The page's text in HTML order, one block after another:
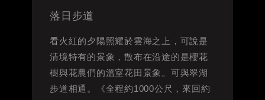
落日步道
看火紅的夕陽照耀於雲海之上，可說是
清境特有的景象，散布在沿途的是櫻花
樹與花農們的溫室花田景象。可與翠湖
步道相通。《全程約1000公尺，來回約